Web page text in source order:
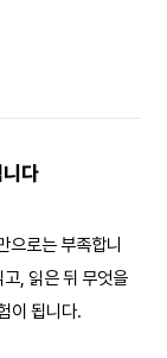
다
으로는 부족합니
, 읽은 뒤 무엇을
이 됩니다.